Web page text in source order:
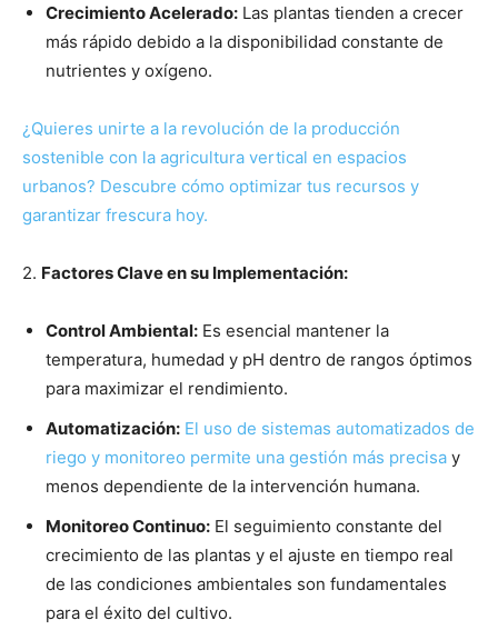
Crecimiento Acelerado: Las plantas tienden a crecer
más rápido debido a la disponibilidad constante de
nutrientes y oxígeno.
¿Quieres unirte a la revolución de la producción
sostenible con la agricultura vertical en espacios
urbanos? Descubre cómo optimizar tus recursos y
garantizar frescura hoy.
2. Factores Clave en su Implementación:
Control Ambiental: Es esencial mantener la
temperatura, humedad y pH dentro de rangos óptimos
para maximizar el rendimiento.
Automatización: El uso de sistemas automatizados de
riego y monitoreo permite una gestión más precisa y
menos dependiente de la intervención humana.
Monitoreo Continuo: El seguimiento constante del
crecimiento de las plantas y el ajuste en tiempo real
de las condiciones ambientales son fundamentales
para el éxito del cultivo.